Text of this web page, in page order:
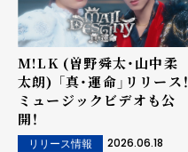
M!LK (曽野舜太・山中柔
太朗) 「真・運命」リリース！
ミュージックビデオも公
開！
リリース情報 2026.06.18